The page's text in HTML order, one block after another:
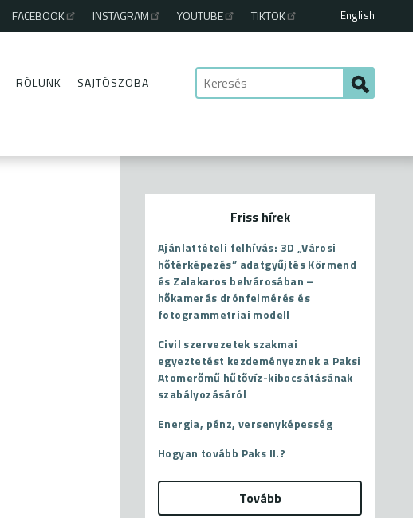
English
RÓLUNK SAJTÓSZOBA
FACEBOOK INSTAGRAM YOUTUBE TIKTOK
Friss hírek
Ajánlattételi felhívás: 3D „Városi
hőtérképezés” adatgyűjtés Körmend
és Zalakaros belvárosában –
hőkamerás drónfelmérés és
fotogrammetriai modell
Civil szervezetek szakmai
egyeztetést kezdeményeznek a Paksi
Atomerőmű hűtővíz-kibocsátásának
szabályozásáról
Energia, pénz, versenyképesség
Hogyan tovább Paks II.?
Tovább